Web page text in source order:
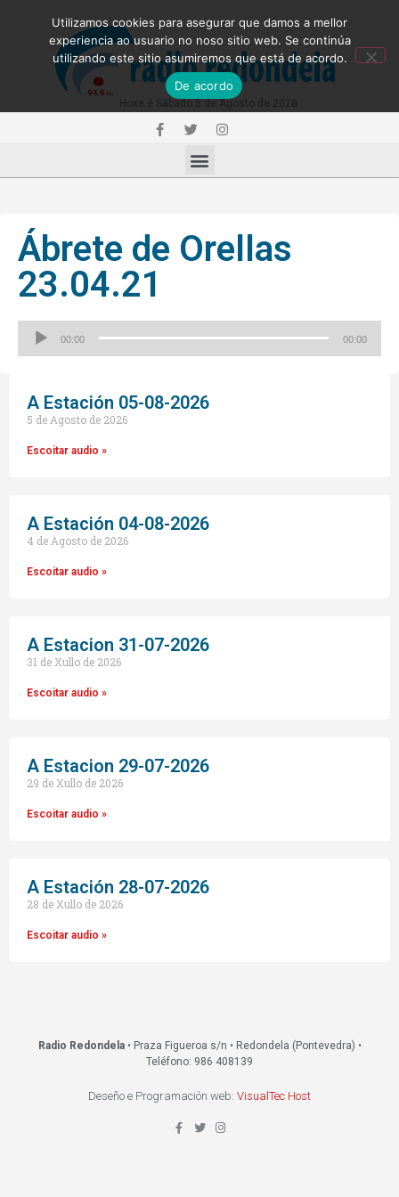
Ábrete de Orellas
23.04.21
00:00 00:00
A Estación 05-08-2026
5 de Agosto de 2026
Escoitar audio »
A Estación 04-08-2026
4 de Agosto de 2026
Escoitar audio »
A Estacion 31-07-2026
31 de Xullo de 2026
Escoitar audio »
A Estacion 29-07-2026
29 de Xullo de 2026
Escoitar audio »
A Estación 28-07-2026
28 de Xullo de 2026
Escoitar audio »
Radio Redondela• Praza Figueroa s/n • Redondela (Pontevedra) •
Teléfono: 986 408139
Deseño e Programación web: VisualTec Host
Utilizamos cookies para asegurar que damos a mellor
experiencia ao usuario no noso sitio web. Se continúa
utilizando este sitio asumiremos que está de acordo.
De acordo